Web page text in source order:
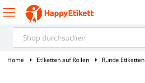
Home Etiketten auf Rollen Runde Etiketten